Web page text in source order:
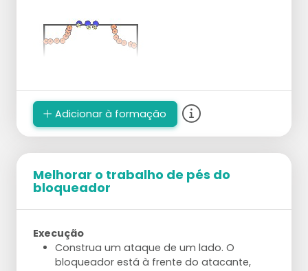
Adicionar à formação
Melhorar o trabalho de pés do
bloqueador
Execução
Construa um ataque de um lado. O
bloqueador está à frente do atacante,